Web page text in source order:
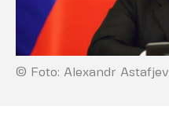
© Foto: Alexandr Astafjev